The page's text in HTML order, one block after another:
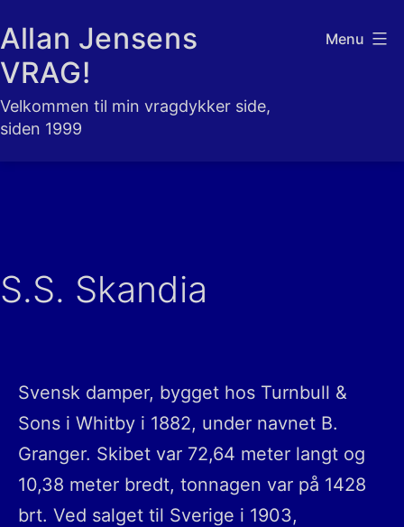
til
indhold
Allan Jensens
VRAG!
Velkommen til min vragdykker side,
siden 1999
Menu
S.S. Skandia
Svensk damper, bygget hos Turnbull &
Sons i Whitby i 1882, under navnet B.
Granger. Skibet var 72,64 meter langt og
10,38 meter bredt, tonnagen var på 1428
brt. Ved salget til Sverige i 1903,